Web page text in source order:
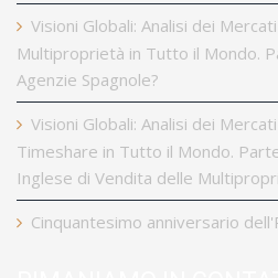
Visioni Globali: Analisi dei
Multiproprietà in Tutto il Mondo.
Agenzie Spagnole?
Visioni Globali: Analisi dei
Timeshare in Tutto il Mondo.
Inglese di Vendita delle
Cinquantesimo anniversario